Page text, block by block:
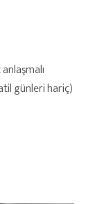
günleri hariç)